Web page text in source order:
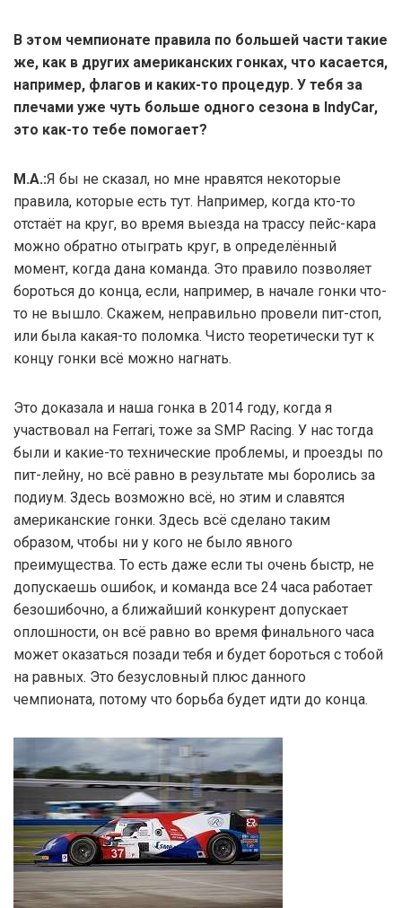
В этом чемпионате правила по большей части такие
же, как в других американских гонках, что касается,
например, флагов и каких-то процедур. У тебя за
плечами уже чуть больше одного сезона в IndyCar,
это как-то тебе помогает?
М.А.:Я бы не сказал, но мне нравятся некоторые
правила, которые есть тут. Например, когда кто-то
отстаёт на круг, во время выезда на трассу пейс-кара
можно обратно отыграть круг, в определённый
момент, когда дана команда. Это правило позволяет
бороться до конца, если, например, в начале гонки что-
то не вышло. Скажем, неправильно провели пит-стоп,
или была какая-то поломка. Чисто теоретически тут к
концу гонки всё можно нагнать.
Это доказала и наша гонка в 2014 году, когда я
участвовал на Ferrari, тоже за SMP Racing. У нас тогда
были и какие-то технические проблемы, и проезды по
пит-лейну, но всё равно в результате мы боролись за
подиум. Здесь возможно всё, но этим и славятся
американские гонки. Здесь всё сделано таким
образом, чтобы ни у кого не было явного
преимущества. То есть даже если ты очень быстр, не
допускаешь ошибок, и команда все 24 часа работает
безошибочно, а ближайший конкурент допускает
оплошности, он всё равно во время финального часа
может оказаться позади тебя и будет бороться с тобой
на равных. Это безусловный плюс данного
чемпионата, потому что борьба будет идти до конца.